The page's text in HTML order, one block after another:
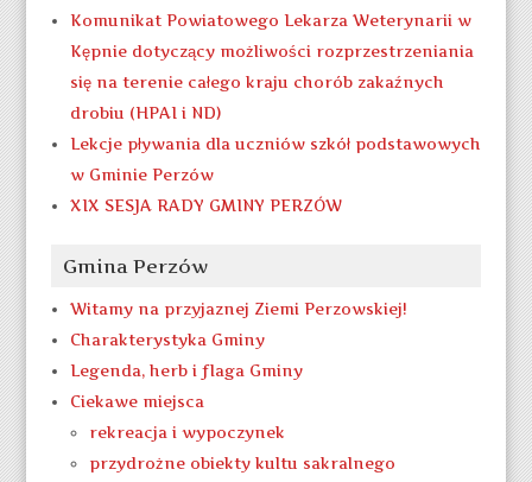
Komunikat Powiatowego Lekarza Weterynarii w
Kępnie dotyczący możliwości rozprzestrzeniania
się na terenie całego kraju chorób zakaźnych
drobiu (HPAI i ND)
Lekcje pływania dla uczniów szkół podstawowych
w Gminie Perzów
XIX SESJA RADY GMINY PERZÓW
Gmina Perzów
Witamy na przyjaznej Ziemi Perzowskiej!
Charakterystyka Gminy
Legenda, herb i flaga Gminy
Ciekawe miejsca
rekreacja i wypoczynek
przydrożne obiekty kultu sakralnego